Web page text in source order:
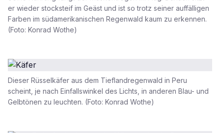
er wieder stocksteif im Geäst und ist so trotz seiner auffälligen
Farben im südamerikanischen Regenwald kaum zu erkennen.
(Foto: Konrad Wothe)
Dieser Rüsselkäfer aus dem Tieflandregenwald in Peru
scheint, je nach Einfallswinkel des Lichts, in anderen Blau- und
Gelbtönen zu leuchten. (Foto: Konrad Wothe)